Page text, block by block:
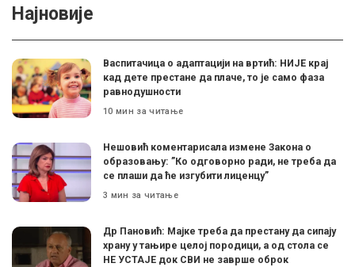
Најновије
Васпитачица о адаптацији на вртић: НИЈЕ крај
кад дете престане да плаче, то је само фаза
равнодушности
10 мин за читање
Нешовић коментарисала измене Закона о
образовању: ”Ко одговорно ради, не треба да
се плаши да ће изгубити лиценцу”
3 мин за читање
Др Пановић: Мајке треба да престану да сипају
храну у тањире целој породици, а од стола се
НЕ УСТАЈЕ док СВИ не заврше оброк